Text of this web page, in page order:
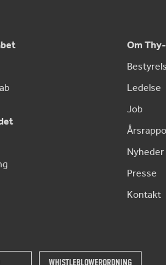
Om
Ledelse
Job
Nyheder
Presse
Kontakt